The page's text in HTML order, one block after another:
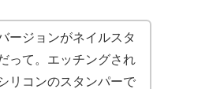
ージョンがネイルスタ
って。エッチングされ
リコンのスタンパーで